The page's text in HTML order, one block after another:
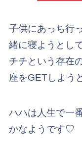
子供にあっち行
緒に寝ようとし
チチという存在
座をGETしよう
ハハは人生で一
かなようです♡